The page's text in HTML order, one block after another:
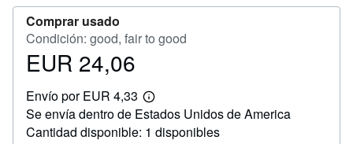
Comprar usado
Condición: good, fair to good
Precio
24,06
EUR 24,06
Envío por EUR 4,33
Más
información
sobre
las
Se envía dentro de Estados Unidos de America
Cantidad disponible: 1 disponibles